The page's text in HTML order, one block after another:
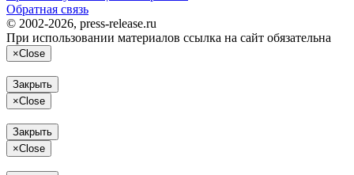
Обратная связь
© 2002-2026, press-release.ru
При использовании материалов ссылка на сайт обязательна
×Close
Закрыть
×Close
Закрыть
×Close